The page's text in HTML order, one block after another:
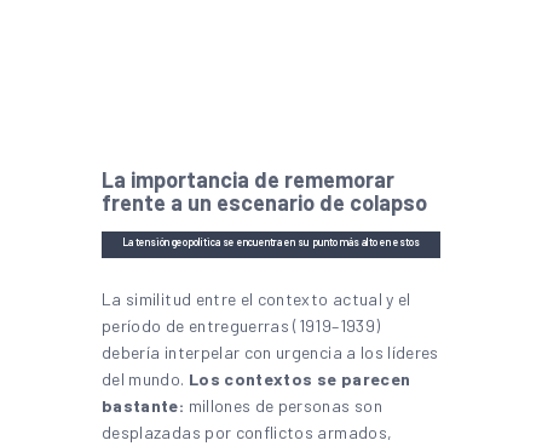
La importancia de rememorar
frente a un escenario de colapso
La tensión geopolítica se encuentra en su punto más alto en estos
La similitud entre el contexto actual y el
período de entreguerras (1919–1939)
debería interpelar con urgencia a los líderes
del mundo. Los contextos se parecen
bastante: millones de personas son
desplazadas por conflictos armados,